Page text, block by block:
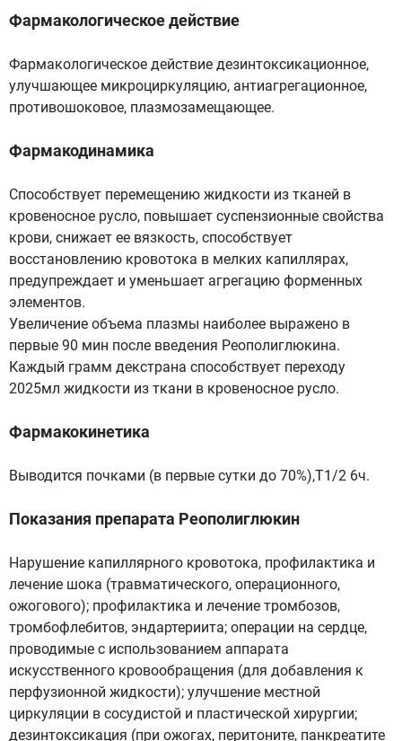
Фармакологическое действие
Фармакологическое действие дезинтоксикационное,
улучшающее микроциркуляцию, антиагрегационное,
противошоковое, плазмозамещающее.
Фармакодинамика
Способствует перемещению жидкости из тканей в
кровеносное русло, повышает суспензионные свойства
крови, снижает ее вязкость, способствует
восстановлению кровотока в мелких капиллярах,
предупреждает и уменьшает агрегацию форменных
элементов.
Увеличение объема плазмы наиболее выражено в
первые 90 мин после введения Реополиглюкина.
Каждый грамм декстрана способствует переходу
2025мл жидкости из ткани в кровеносное русло.
Фармакокинетика
Выводится почками (в первые сутки до 70%),Т1/2 6ч.
Показания препарата Реополиглюкин
Нарушение капиллярного кровотока, профилактика и
лечение шока (травматического, операционного,
ожогового); профилактика и лечение тромбозов,
тромбофлебитов, эндартериита; операции на сердце,
проводимые с использованием аппарата
искусственного кровообращения (для добавления к
перфузионной жидкости); улучшение местной
циркуляции в сосудистой и пластической хирургии;
дезинтоксикация (при ожогах, перитоните, панкреатите